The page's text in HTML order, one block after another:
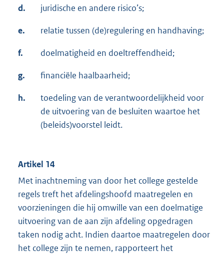
d. juridische en andere risico’s;
e. relatie tussen (de)regulering en handhaving;
f. doelmatigheid en doeltreffendheid;
g. financiële haalbaarheid;
h.
toedeling van de verantwoordelijkheid voor
de uitvoering van de besluiten waartoe het
(beleids)voorstel leidt.
Artikel 14
Met inachtneming van door het college gestelde
regels treft het afdelingshoofd maatregelen en
voorzieningen die hij omwille van een doelmatige
uitvoering van de aan zijn afdeling opgedragen
taken nodig acht. Indien daartoe maatregelen door
het college zijn te nemen, rapporteert het